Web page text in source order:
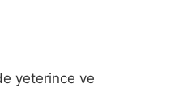
yeterince ve